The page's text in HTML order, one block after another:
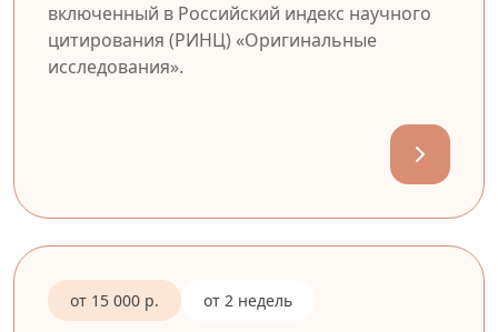
включенный в Российский индекс научного
цитирования (РИНЦ) «Оригинальные
исследования».
от 15 000 р. от 2 недель